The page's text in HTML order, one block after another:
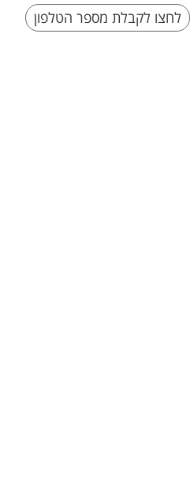
לחצו לקבלת מספר הטלפון